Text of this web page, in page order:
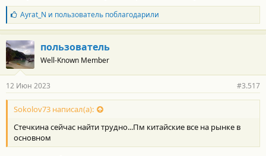
Б
л
а
г
о
д
а
н
о
с
и
:
Ayrat_N и пользовательпоблагодарили
пользователь
Well-Known Member
12 Июн 2023 #3.517
Sokolov73 написал(а):
Стечкина сейчас найти трудно...Пм китайские все на рынке в
основном